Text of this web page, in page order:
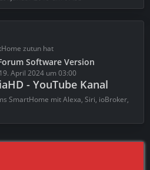
zutun hat
Software Version
19. April 2024 um 03:00
- YouTube Kanal
SmartHome mit Alexa, Siri, ioBroker,